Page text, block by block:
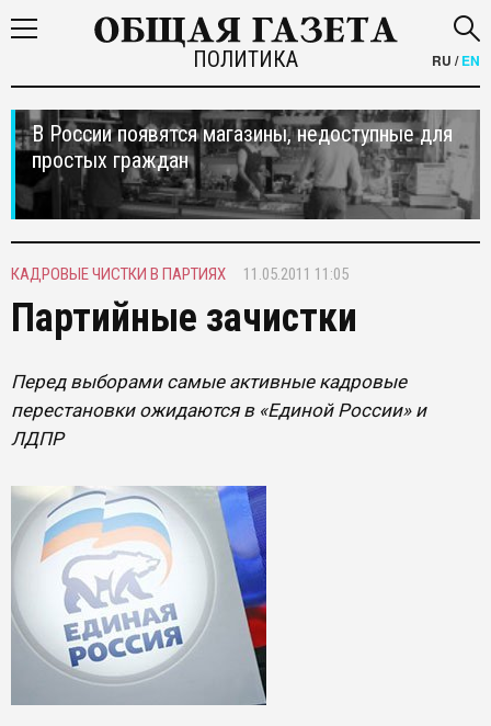
ПОЛИТИКА RU /EN
В России появятся магазины, недоступные для
простых граждан
КАДРОВЫЕ ЧИСТКИ В ПАРТИЯХ 11.05.2011 11:05
Партийные зачистки
Перед выборами самые активные кадровые
перестановки ожидаются в «Единой России» и
ЛДПР